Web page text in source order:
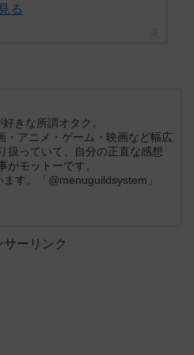
る
きな所謂オタク。
・アニメ・ゲーム・映画など幅広
扱っていて、自分の正直な感想
がモットーです。
ます。「@menuguildsystem」
サーリンク